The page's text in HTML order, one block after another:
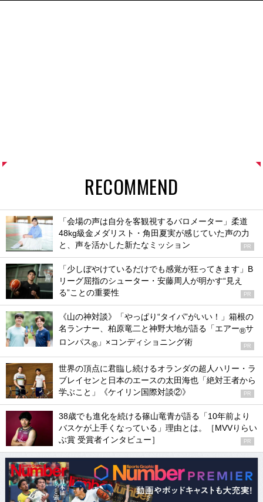
RECOMMEND
「会場の声は自分を客観視するバロメーター」柔道
48kg級金メダリスト・角田夏実が感じていた声の力
と、声を活かした新たなミッション
PR
「少しぼやけているだけでも感覚が狂ってきます」B
リーグ屈指のシューター・安藤周人が明かす“見え
る”ことの重要性
PR
《山の神対談》「やっぱり“タイパ”がいい！」箱根の
名ランナー、柏原竜二と神野大地が語る「エアー®サ
ロンパス® 」×コンディショニング術 PR
世界の頂点に君臨し続けるオランダの超人ハリー・ラ
ブレイセンと日本のエースの太田海也「絶対王者から
学ぶこと」《ケイリン国際対談②》
PR
38歳でも進化を続ける篠山竜青が語る「10年前より
バスケが上手くなっている」理由とは。［MVVりらい
ぶ賞 受賞者インタビュー］
PR